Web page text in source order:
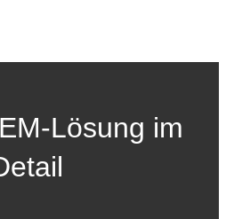
Lösung im